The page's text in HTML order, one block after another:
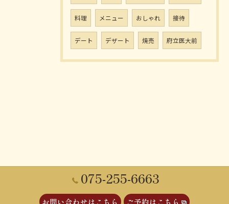
料理 メニュー おしゃれ 接待
デート デザート 焼売 府立医大前
075-255-6663
お問い合わせはこちら ご予約はこちら